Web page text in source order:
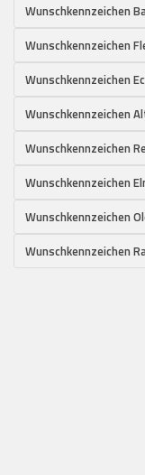
Wunschkennzeichen
Wunschkennzeichen
Wunschkennzeichen
Wunschkennzeichen
Wunschkennzeichen
Wunschkennzeichen
Wunschkennzeichen
Wunschkennzeichen